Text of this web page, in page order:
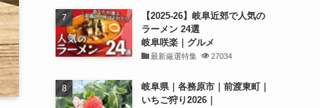
【2025-26】岐阜近郊で人気の
ラーメン 24選
岐阜咲楽｜グルメ
最新厳選特集 27034
岐阜県｜各務原市｜前渡東町｜
いちご狩り2026｜